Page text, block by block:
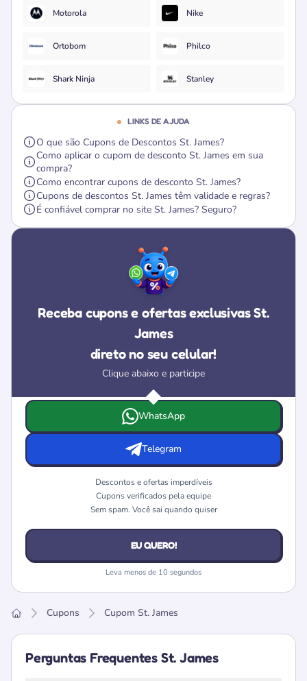
Motorola Nike
Ortobom Philco
Shark Ninja Stanley
LINKS DE AJUDA
O que são Cupons de Descontos St. James?
Como aplicar o cupom de desconto St. James em sua
compra?
Como encontrar cupons de desconto St. James?
Cupons de descontos St. James têm validade e regras?
É confiável comprar no site St. James? Seguro?
Receba cupons e ofertas exclusivas St.
James
direto no seu celular!
Clique abaixo e participe
Escolha onde deseja receber as ofertas e cupons da St.
WhatsApp
Telegram
Descontos e ofertas imperdíveis
Cupons verificados pela equipe
Sem spam. Você sai quando quiser
EU QUERO!
Leva menos de 10 segundos
Cupons Cupom St. James
Perguntas Frequentes St. James